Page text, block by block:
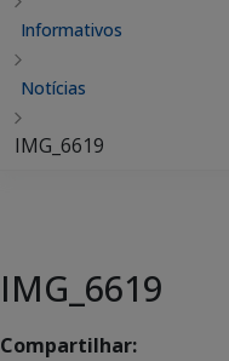
Informativos
Notícias
IMG_6619
IMG_6619
Compartilhar: